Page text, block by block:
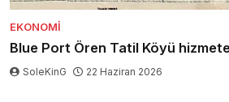
EKONOMI
Blue Port Ören Tatil Köyü hizmete
SoleKinG 22 Haziran 2026